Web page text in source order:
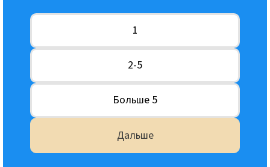
1
2-5
Больше 5
Дальше